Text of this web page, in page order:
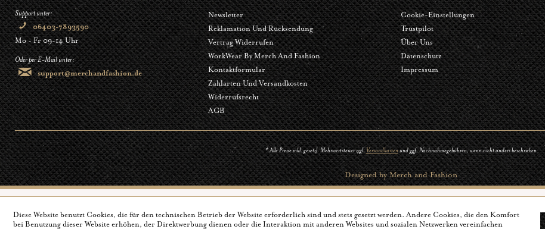
Support unter:
06403-7893590
Mo - Fr 09-14 Uhr
Oder per E-Mail unter:
support@merchandfashion.de
Newsletter
Reklamation Und Rücksendung
Vertrag Widerrufen
WorkWear By Merch And Fashion
Kontaktformular
Zahlarten Und Versandkosten
Widerrufsrecht
AGB
Cookie-Einstellungen
Trustpilot
Über Uns
Datenschutz
Impressum
* Alle Preise inkl. gesetzl. Mehrwertsteuer zzgl.Versandkostenund ggf. Nachnahmegebühren, wenn nicht anders beschrieben
Designed by Merch and Fashion
Diese Website benutzt Cookies, die für den technischen Betrieb der Website erforderlich sind und stets gesetzt werden. Andere Cookies, die den Komfort
bei Benutzung dieser Website erhöhen, der Direktwerbung dienen oder die Interaktion mit anderen Websites und sozialen Netzwerken vereinfachen